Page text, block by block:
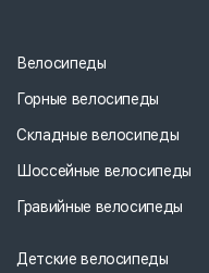
Велосипеды
Горные велосипеды
Складные велосипеды
Шоссейные велосипеды
Гравийные велосипеды
Детские велосипеды